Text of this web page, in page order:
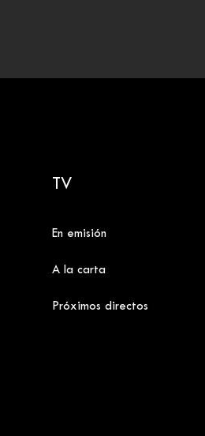
TV
En emisión
A la carta
Próximos directos